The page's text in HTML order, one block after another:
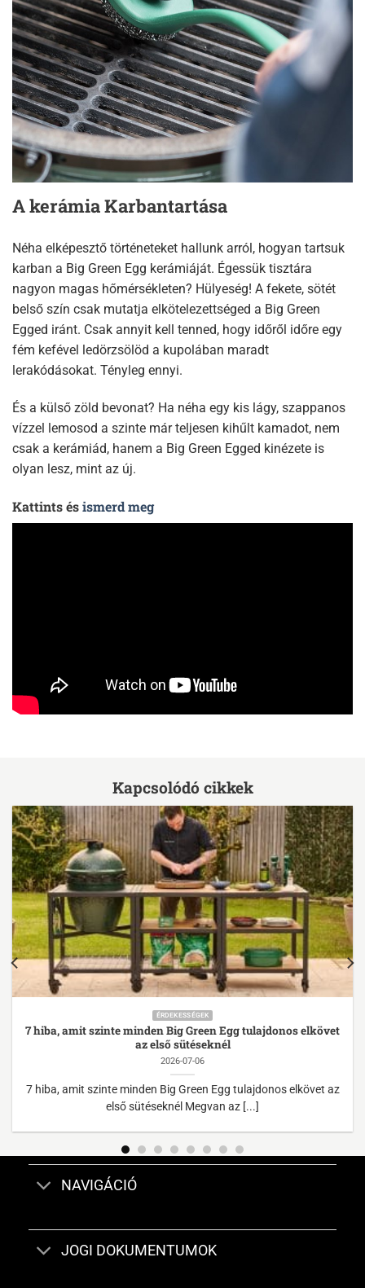
A kerámia Karbantartása
Néha elképesztő történeteket hallunk arról, hogyan tartsuk
karban a Big Green Egg kerámiáját. Égessük tisztára
nagyon magas hőmérsékleten? Hülyeség! A fekete, sötét
belső szín csak mutatja elkötelezettséged a Big Green
Egged iránt. Csak annyit kell tenned, hogy időről időre egy
fém kefével ledörzsölöd a kupolában maradt
lerakódásokat. Tényleg ennyi.
És a külső zöld bevonat? Ha néha egy kis lágy, szappanos
vízzel lemosod a szinte már teljesen kihűlt kamadot, nem
csak a kerámiád, hanem a Big Green Egged kinézete is
olyan lesz, mint az új.
Kattints ésismerd meg
Kapcsolódó cikkek
ÉRDEKESSÉGEK
7 hiba, amit szinte minden Big Green Egg tulajdonos elkövet
az első sütéseknél
2026-07-06
7 hiba, amit szinte minden Big Green Egg tulajdonos elkövet az
első sütéseknél Megvan az [...]
NAVIGÁCIÓ
JOGI DOKUMENTUMOK